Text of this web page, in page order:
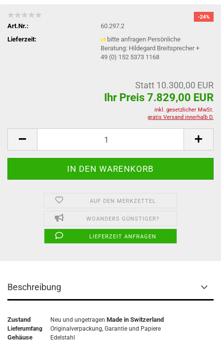
-24%
Art.Nr.:
60.297.2
Lieferzeit:
bitte anfragen Persönliche
Beratung: Hildegard Breitsprecher +
49 (0) 152 5373 1168
Statt 10.300,00 EUR
Ihr Preis 7.829,00 EUR
inkl. gesetzlicher MwSt.
gratis Versand innerhalb D.
AUF DEN MERKZETTEL
WOANDERS GÜNSTIGER?
LIEFERZEIT ANFRAGEN
Beschreibung
Zustand Neu und ungetragen Made in Switzerland
Lieferumfang Originalverpackung, Garantie und Papiere
Gehäuse
Edelstahl